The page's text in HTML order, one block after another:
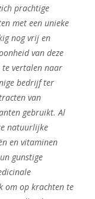
prachtige
met een unieke
nog vrij en
van deze
vertalen naar
bedrijf ter
van
gebruikt. Al
natuurlijke
en vitaminen
gunstige
om op krachten te